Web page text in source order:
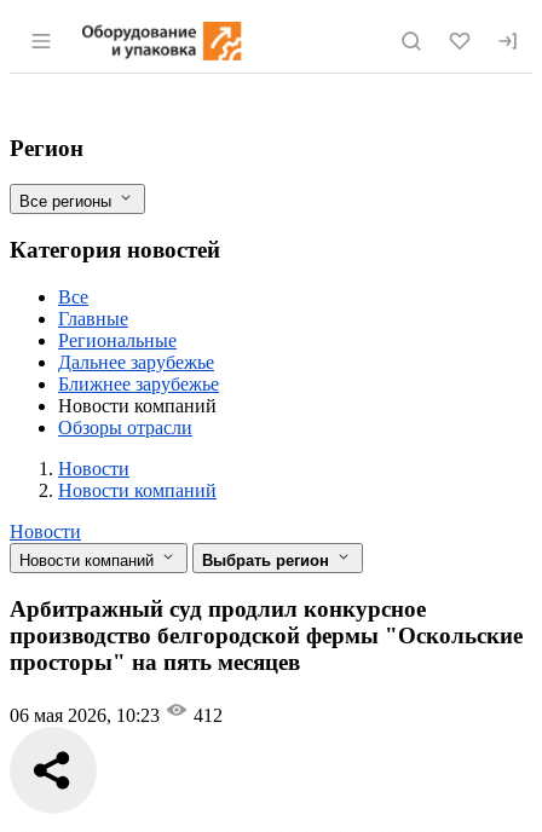
Раздел навигации по сайту eqinfo.ru
Арбитражный суд продлил конкурсное
Фильтры
Регион
Все регионы
Категория новостей
Все
Главные
Региональные
Дальнее зарубежье
Ближнее зарубежье
Новости компаний
Обзоры отрасли
Новости
Разделы
Новости
Новости компаний
Новости
Новости компаний Выбрать регион
Арбитражный суд продлил конкурсное
производство белгородской фермы "Оскольские
просторы" на пять месяцев
06 мая 2026, 10:23 412